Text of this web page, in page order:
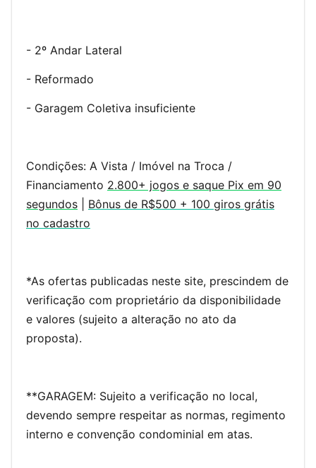
- 2º Andar Lateral
- Reformado
- Garagem Coletiva insuficiente
Condições: A Vista / Imóvel na Troca /
Financiamento 2.800+ jogos e saque Pix em 90
segundos
Bônus de R$500 + 100 giros grátis
no cadastro
*As ofertas publicadas neste site, prescindem de
verificação com proprietário da disponibilidade
e valores (sujeito a alteração no ato da
proposta).
**GARAGEM: Sujeito a verificação no local,
devendo sempre respeitar as normas, regimento
interno e convenção condominial em atas.